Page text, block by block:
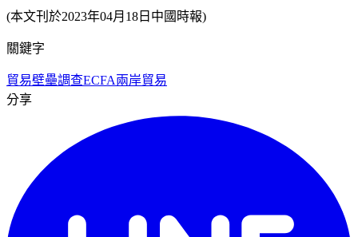
(本文刊於2023年04月18日中國時報)
關鍵字
貿易壁壘調查ECFA兩岸貿易
分享